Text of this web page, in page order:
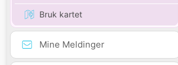
Bruk kartet
Mine Meldinger